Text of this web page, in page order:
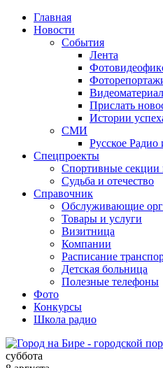
Главная
Новости
События
Лента
Прислать
Истории
СМИ
Русское
Спецпроекты
Спортивные секции
Судьба и отечество
Справочник
Обслуживающие
Товары и услуги
Визитница
Компании
Расписание
Детская больница
Полезные телефоны
Фото
Конкурсы
Школа радио
суббота